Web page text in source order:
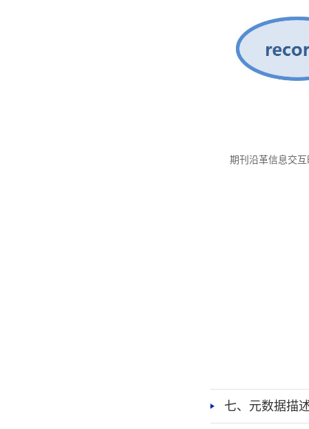
期刊沿革信息交
七、元数据描